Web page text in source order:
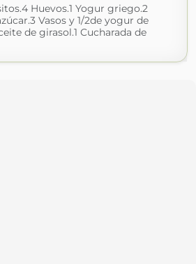
Huevos.1 Yogur griego.2
Vasos y 1/2de yogur de
de girasol.1 Cucharada de